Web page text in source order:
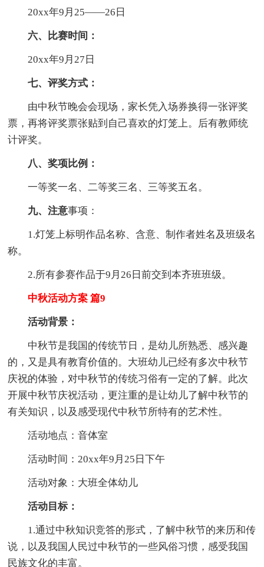
20xx年9月25——26日
六、比赛时间：
20xx年9月27日
七、评奖方式：
由中秋节晚会会现场，家长凭入场券换得一张评奖
票，再将评奖票张贴到自己喜欢的灯笼上。后有教师统
计评奖。
八、奖项比例：
一等奖一名、二等奖三名、三等奖五名。
九、注意事项：
1.灯笼上标明作品名称、含意、制作者姓名及班级名
称。
2.所有参赛作品于9月26日前交到本齐班班级。
中秋活动方案 篇9
活动背景：
中秋节是我国的传统节日，是幼儿所熟悉、感兴趣
的，又是具有教育价值的。大班幼儿已经有多次中秋节
庆祝的体验，对中秋节的传统习俗有一定的了解。此次
开展中秋节庆祝活动，更注重的是让幼儿了解中秋节的
有关知识，以及感受现代中秋节所特有的艺术性。
活动地点：音体室
活动时间：20xx年9月25日下午
活动对象：大班全体幼儿
活动目标：
1.通过中秋知识竞答的形式，了解中秋节的来历和传
说，以及我国人民过中秋节的一些风俗习惯，感受我国
民族文化的丰富。